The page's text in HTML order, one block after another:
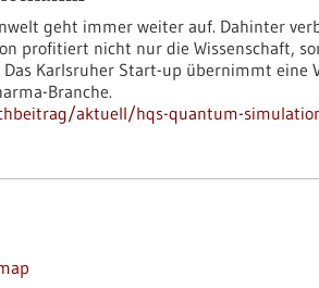
geht immer weiter auf. Dahinter
profitiert nicht nur die Wissenschaft,
Karlsruher Start-up übernimmt eine
Branche.
aktuell/hqs-quantum-